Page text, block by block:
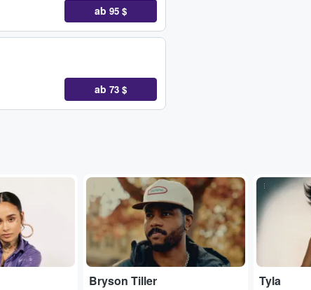
ab 95 $
ab 73 $
...
Bryson Tiller
...
Tyla